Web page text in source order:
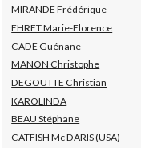
MIRANDE Frédérique
EHRET Marie-Florence
CADE Guénane
MANON Christophe
DEGOUTTE Christian
KAROLINDA
BEAU Stéphane
CATFISH Mc DARIS (USA)